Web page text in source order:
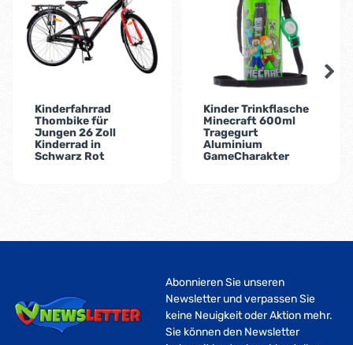
Kinderfahrrad
Thombike für
Jungen 26 Zoll
Kinderrad in
Schwarz Rot
Kinder Trinkflasche
Minecraft 600ml
Tragegurt
Aluminium
GameCharakter
Abonnieren Sie unseren
Newsletter und verpassen Sie
keine Neuigkeit oder Aktion mehr.
Sie können den Newsletter